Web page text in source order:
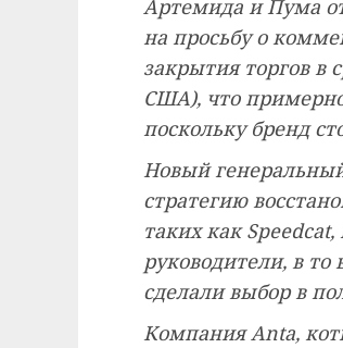
Артемида и Пума
на просьбу о
закрытия торгов в
США), что
поскольку бренд
Новый
стратегию
таких как
руководители, в
сделали выбор в
Компания Anta,